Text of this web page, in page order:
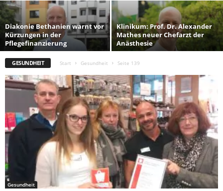
Diakonie Bethanien warnt vor
Kürzungen in der
Pflegefinanzierung
Klinikum: Prof. Dr. Alexander
Mathes neuer Chefarzt der
Anästhesie
GESUNDHEIT Start Gesundheit Seite 139
Gesundheit